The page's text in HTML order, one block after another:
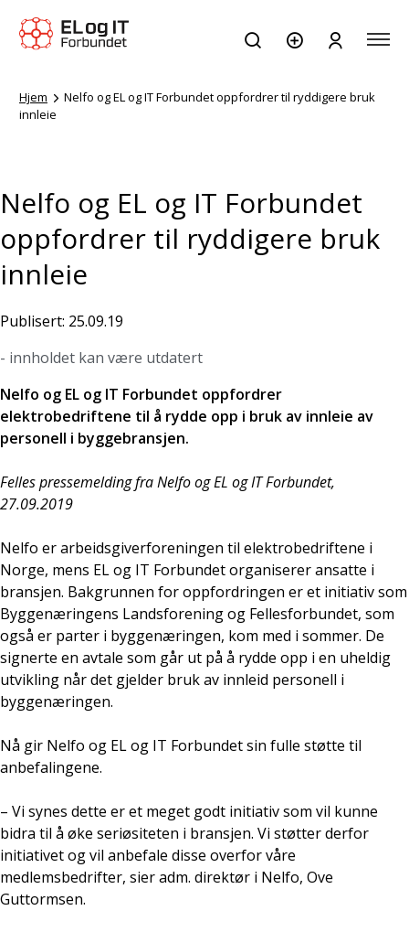
Hjem
Nelfo og EL og IT Forbundet oppfordrer til ryddigere bruk
innleie
Nelfo og EL og IT Forbundet
oppfordrer til ryddigere bruk
innleie
Publisert: 25.09.19
- innholdet kan være utdatert
Nelfo og EL og IT Forbundet oppfordrer
elektrobedriftene til å rydde opp i bruk av innleie av
personell i byggebransjen.
Felles pressemelding fra Nelfo og EL og IT Forbundet,
27.09.2019
Nelfo er arbeidsgiverforeningen til elektrobedriftene i
Norge, mens EL og IT Forbundet organiserer ansatte i
bransjen. Bakgrunnen for oppfordringen er et initiativ som
Byggenæringens Landsforening og Fellesforbundet, som
også er parter i byggenæringen, kom med i sommer. De
signerte en avtale som går ut på å rydde opp i en uheldig
utvikling når det gjelder bruk av innleid personell i
byggenæringen.
Nå gir Nelfo og EL og IT Forbundet sin fulle støtte til
anbefalingene.
– Vi synes dette er et meget godt initiativ som vil kunne
bidra til å øke seriøsiteten i bransjen. Vi støtter derfor
initiativet og vil anbefale disse overfor våre
medlemsbedrifter, sier adm. direktør i Nelfo, Ove
Guttormsen.